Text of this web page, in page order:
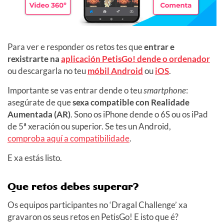
Para ver e responder os retos tes queentrar e
rexistrarte naaplicación PetisGo! dende o ordenador
ou descargarla no teumóbil AndroidouiOS.
Importante se vas entrar dende o teusmartphone:
asegúrate de quesexa compatible con Realidade
Aumentada (AR). Sono os iPhone dende o 6S ou os iPad
de 5ª xeración ou superior. Se tes un Android,
comproba aquí a compatibilidade.
E xa estás listo.
Que retos debes superar?
Os equipos participantes no ‘Dragal Challenge’ xa
gravaron os seus retos en PetisGo! E isto que é?